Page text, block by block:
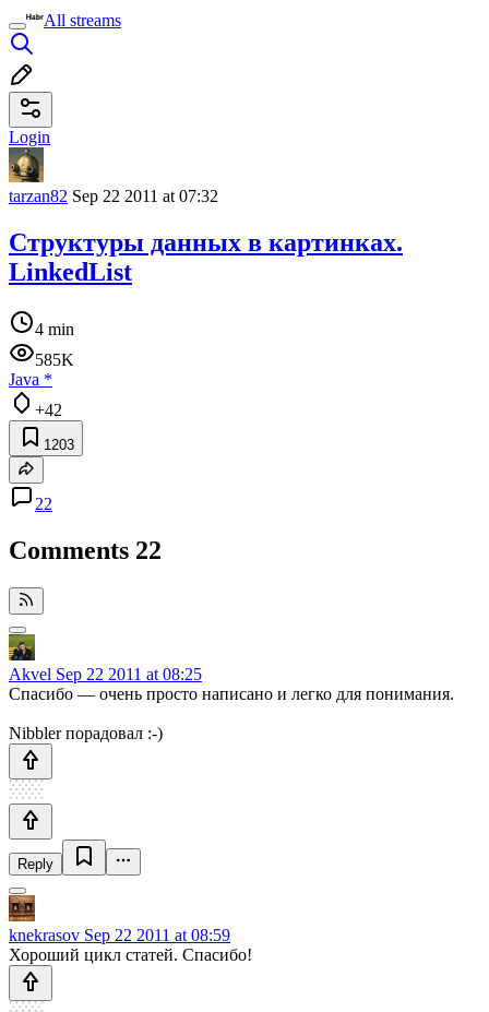
All streams
Login
tarzan82 Sep 22 2011 at 07:32
Структуры данных в картинках.
LinkedList
4 min
585K
Java *
+42
1203
22
Comments 22
Akvel Sep 22 2011 at 08:25
Спасибо — очень просто написано и легко для понимания.
Nibbler порадовал :-)
Reply
knekrasov Sep 22 2011 at 08:59
Хороший цикл статей. Спасибо!